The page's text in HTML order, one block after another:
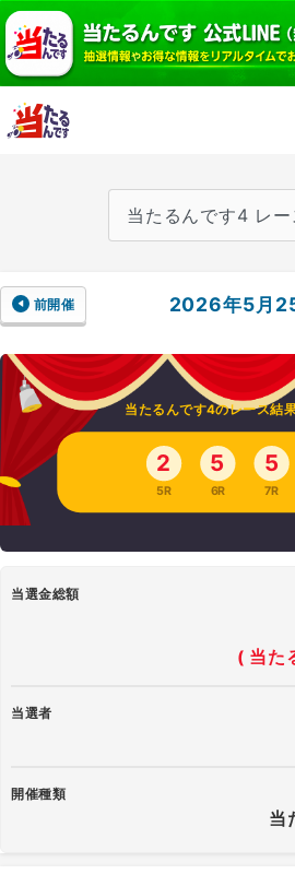
前開催 2026年5月
当たるんです4のレース結
2
5R
5
6R
5
7R
当選金総額
( 当た
当選者
開催種類
当